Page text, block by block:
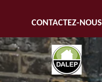
CONTACTEZ-NOUS